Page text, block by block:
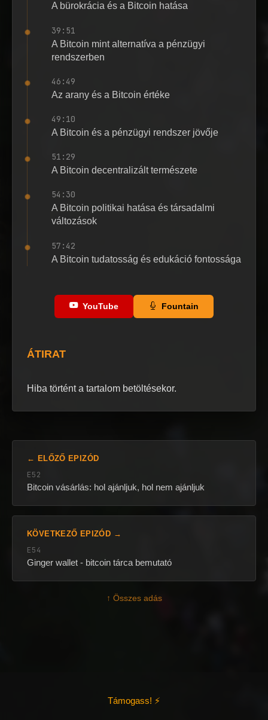
A bürokrácia és a Bitcoin hatása
39:51
A Bitcoin mint alternatíva a pénzügyi
rendszerben
46:49
Az arany és a Bitcoin értéke
49:10
A Bitcoin és a pénzügyi rendszer jövője
51:29
A Bitcoin decentralizált természete
54:30
A Bitcoin politikai hatása és társadalmi
változások
57:42
A Bitcoin tudatosság és edukáció fontossága
YouTube Fountain
ÁTIRAT
Hiba történt a tartalom betöltésekor.
← ELŐZŐ EPIZÓD
E52
Bitcoin vásárlás: hol ajánljuk, hol nem ajánljuk
KÖVETKEZŐ EPIZÓD →
E54
Ginger wallet - bitcoin tárca bemutató
↑ Összes adás
Támogass! ⚡